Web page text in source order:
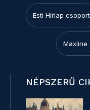
Esti Hírlap csoport
Maxline
NÉPSZERŰ